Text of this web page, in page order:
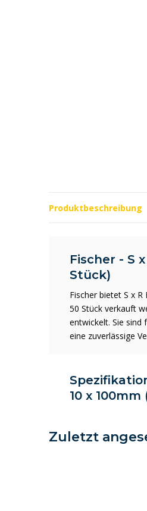
Produktbeschreibung
Fischer - S
Stück)
Fischer bietet S x
50 Stück verkauft
entwickelt. Sie sind
eine zuverlässige
10 x 100mm
Zuletzt